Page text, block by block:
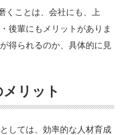
くことは、会社にも、上
後輩にもメリットがありま
得られるのか、具体的に見
リット
しては、効率的な人材育成